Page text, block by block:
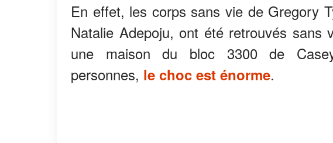
En effet, les corps sans vie de Gregory
Natalie Adepoju, ont été retrouvés sans
une maison du bloc 3300 de
personnes, le choc est énorme.